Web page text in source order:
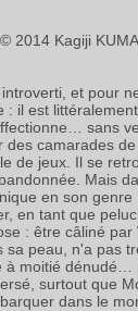
2014 Kagiji
et pour
: il est
sans
des camarades
de jeux. Il se
Mais
en son genre
en tant que
: être câliné par
sa peau, n'a pas
à moitié dénudé…
surtout que
dans le